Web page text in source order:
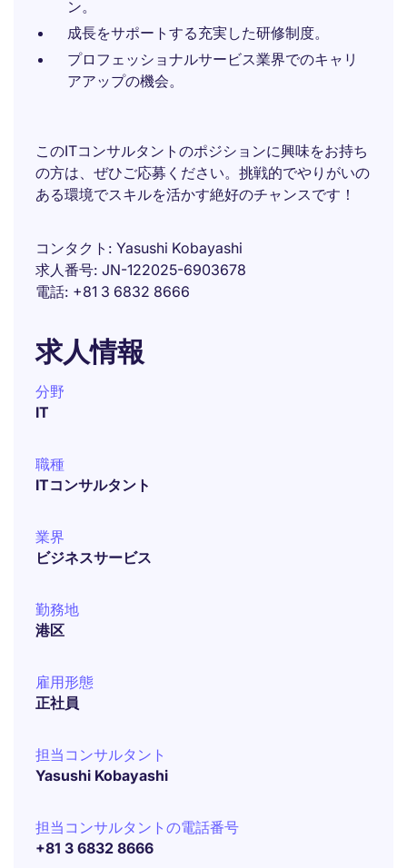
ン。
成長をサポートする充実した研修制度。
プロフェッショナルサービス業界でのキャリ
アアップの機会。
このITコンサルタントのポジションに興味をお持ち
の方は、ぜひご応募ください。挑戦的でやりがいの
ある環境でスキルを活かす絶好のチャンスです！
コンタクト
Yasushi Kobayashi
求人番号 JN-122025-6903678
電話 +81 3 6832 8666
求人情報
分野
IT
職種
ITコンサルタント
業界
ビジネスサービス
勤務地
港区
雇用形態
正社員
担当コンサルタント
Yasushi Kobayashi
担当コンサルタントの電話番号
+81 3 6832 8666